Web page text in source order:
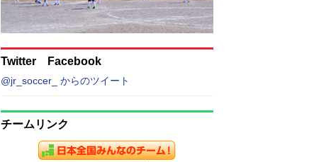
Twitter Facebook
@jr_soccer_ からのツイート
チームリンク